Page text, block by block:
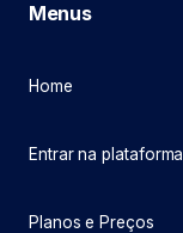
Menus
Home
Entrar na plataforma
Planos e Preços